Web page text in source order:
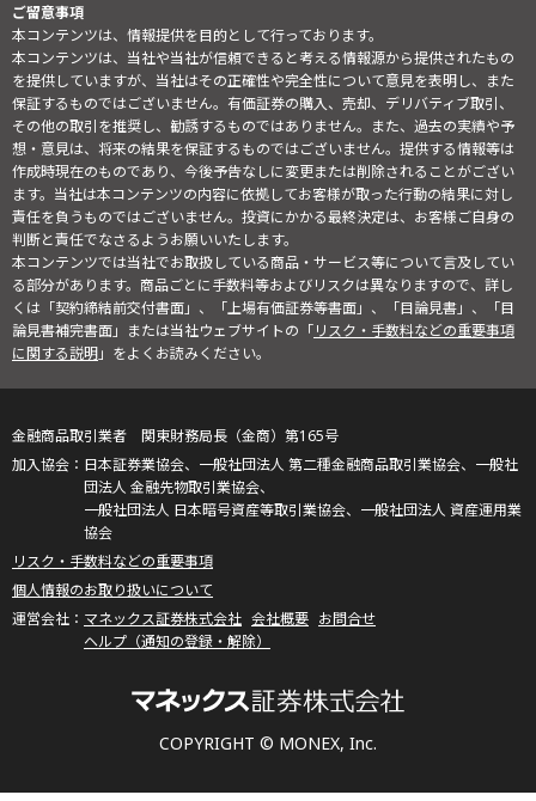
ご留意事項
本コンテンツは、情報提供を目的として行っております。
本コンテンツは、当社や当社が信頼できると考える情報源から提供されたもの
を提供していますが、当社はその正確性や完全性について意見を表明し、また
保証するものではございません。有価証券の購入、売却、デリバティブ取引、
その他の取引を推奨し、勧誘するものではありません。また、過去の実績や予
想・意見は、将来の結果を保証するものではございません。提供する情報等は
作成時現在のものであり、今後予告なしに変更または削除されることがござい
ます。当社は本コンテンツの内容に依拠してお客様が取った行動の結果に対し
責任を負うものではございません。投資にかかる最終決定は、お客様ご自身の
判断と責任でなさるようお願いいたします。
本コンテンツでは当社でお取扱している商品・サービス等について言及してい
る部分があります。商品ごとに手数料等およびリスクは異なりますので、詳し
くは「契約締結前交付書面」、「上場有価証券等書面」、「目論見書」、「目
論見書補完書面」または当社ウェブサイトの「リスク・手数料などの重要事項
に関する説明」をよくお読みください。
COPYRIGHT © MONEX, Inc.
金融商品取引業者 関東財務局長（金商）第165号
日本証券業協会、一般社団法人 第二種金融商品取引業協会、一般社
団法人 金融先物取引業協会、
一般社団法人 日本暗号資産等取引業協会、一般社団法人 資産運用業
協会
リスク・手数料などの重要事項
個人情報のお取り扱いについて
マネックス証券株式会社 会社概要 お問合せ
ヘルプ（通知の登録・解除）